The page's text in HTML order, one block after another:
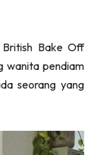
British Bake Off
wanita pendiam
seorang yang